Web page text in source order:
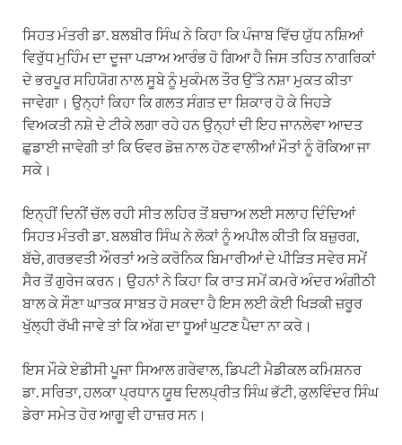
ਸਿਹਤ ਮੰਤਰੀ ਡਾ. ਬਲਬੀਰ ਸਿੰਘ ਨੇ ਕਿਹਾ ਕਿ ਪੰਜਾਬ ਵਿੱਚ ਯੁੱਧ ਨਸ਼ਿਆਂ
ਵਿਰੁੱਧ ਮੁਹਿੰਮ ਦਾ ਦੂਜਾ ਪੜਾਅ ਆਰੰਭ ਹੋ ਗਿਆ ਹੈ ਜਿਸ ਤਹਿਤ ਨਾਗਰਿਕਾਂ
ਦੇ ਭਰਪੂਰ ਸਹਿਯੋਗ ਨਾਲ ਸੂਬੇ ਨੂੰ ਮੁਕੰਮਲ ਤੌਰ ਉੱਤੇ ਨਸ਼ਾ ਮੁਕਤ ਕੀਤਾ
ਜਾਵੇਗਾ। ਉਨ੍ਹਾਂ ਕਿਹਾ ਕਿ ਗਲਤ ਸੰਗਤ ਦਾ ਸ਼ਿਕਾਰ ਹੋ ਕੇ ਜਿਹੜੇ
ਵਿਅਕਤੀ ਨਸ਼ੇ ਦੇ ਟੀਕੇ ਲਗਾ ਰਹੇ ਹਨ ਉਨ੍ਹਾਂ ਦੀ ਇਹ ਜਾਨਲੇਵਾ ਆਦਤ
ਛੁਡਾਈ ਜਾਵੇਗੀ ਤਾਂ ਕਿ ਓਵਰ ਡੋਜ਼ ਨਾਲ ਹੋਣ ਵਾਲੀਆਂ ਮੌਤਾਂ ਨੂੰ ਰੋਕਿਆ ਜਾ
ਸਕੇ।
ਇਨ੍ਹੀਂ ਦਿਨੀਂ ਚੱਲ ਰਹੀ ਸੀਤ ਲਹਿਰ ਤੋਂ ਬਚਾਅ ਲਈ ਸਲਾਹ ਦਿੰਦਿਆਂ
ਸਿਹਤ ਮੰਤਰੀ ਡਾ. ਬਲਬੀਰ ਸਿੰਘ ਨੇ ਲੋਕਾਂ ਨੂੰ ਅਪੀਲ ਕੀਤੀ ਕਿ ਬਜ਼ੁਰਗ,
ਬੱਚੇ, ਗਰਭਵਤੀ ਔਰਤਾਂ ਅਤੇ ਕਰੋਨਿਕ ਬਿਮਾਰੀਆਂ ਦੇ ਪੀੜਿਤ ਸਵੇਰ ਸਮੇਂ
ਸੈਰ ਤੋਂ ਗੁਰੇਜ ਕਰਨ। ਉਹਨਾਂ ਨੇ ਕਿਹਾ ਕਿ ਰਾਤ ਸਮੇਂ ਕਮਰੇ ਅੰਦਰ ਅੰਗੀਠੀ
ਬਾਲ ਕੇ ਸੌਣਾ ਘਾਤਕ ਸਾਬਤ ਹੋ ਸਕਦਾ ਹੈ ਇਸ ਲਈ ਕੋਈ ਖਿੜਕੀ ਜ਼ਰੂਰ
ਖੁੱਲ੍ਹੀ ਰੱਖੀ ਜਾਵੇ ਤਾਂ ਕਿ ਅੱਗ ਦਾ ਧੂਆਂ ਘੁਟਣ ਪੈਦਾ ਨਾ ਕਰੇ।
ਇਸ ਮੌਕੇ ਏਡੀਸੀ ਪੂਜਾ ਸਿਆਲ ਗਰੇਵਾਲ, ਡਿਪਟੀ ਮੈਡੀਕਲ ਕਮਿਸ਼ਨਰ
ਡਾ. ਸਰਿਤਾ, ਹਲਕਾ ਪ੍ਰਧਾਨ ਯੂਥ ਦਿਲਪ੍ਰੀਤ ਸਿੰਘ ਭੱਟੀ, ਕੁਲਵਿੰਦਰ ਸਿੰਘ
ਡੇਰਾ ਸਮੇਤ ਹੋਰ ਆਗੂ ਵੀ ਹਾਜ਼ਰ ਸਨ।